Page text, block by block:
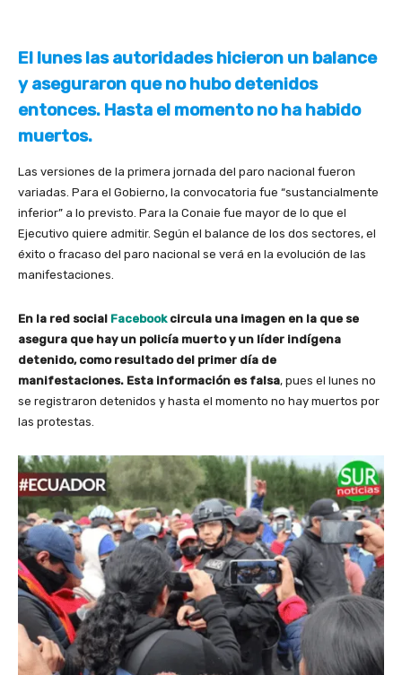
El lunes las autoridades hicieron un balance
y aseguraron que no hubo detenidos
entonces. Hasta el momento no ha habido
muertos.
Las versiones de la primera jornada del paro nacional fueron
variadas. Para el Gobierno, la convocatoria fue “sustancialmente
inferior” a lo previsto. Para la Conaie fue mayor de lo que el
Ejecutivo quiere admitir. Según el balance de los dos sectores, el
éxito o fracaso del paro nacional se verá en la evolución de las
manifestaciones.
En la red social Facebookcircula una imagen en la que se
asegura que hay un policía muerto y un líder indígena
detenido, como resultado del primer día de
manifestaciones. Esta información es falsa, pues el lunes no
se registraron detenidos y hasta el momento no hay muertos por
las protestas.